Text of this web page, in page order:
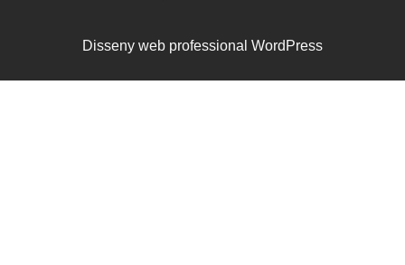
Disseny web professional WordPress